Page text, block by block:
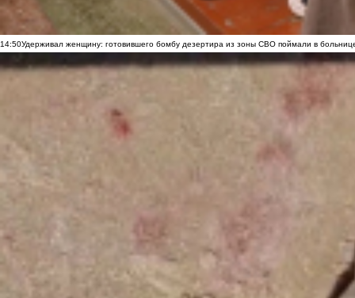
14:50Удерживал женщину: готовившего бомбу дезертира из зоны СВО поймали в